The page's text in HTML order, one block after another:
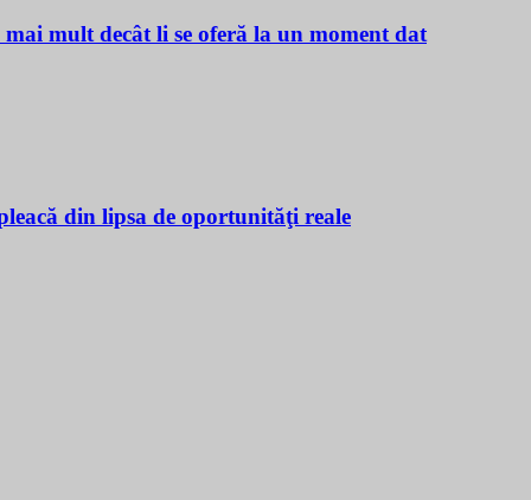
mult decât li se oferă la un moment dat
din lipsa de oportunităţi reale